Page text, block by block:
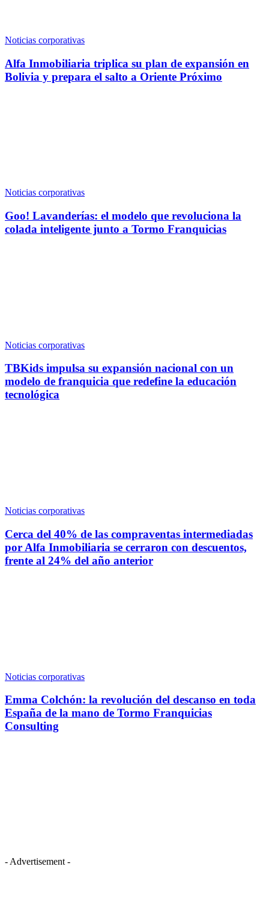
Noticias corporativas
Alfa Inmobiliaria triplica su plan de expansión en
Bolivia y prepara el salto a Oriente Próximo
Noticias corporativas
Goo! Lavanderías: el modelo que revoluciona la
colada inteligente junto a Tormo Franquicias
Noticias corporativas
TBKids impulsa su expansión nacional con un
modelo de franquicia que redefine la educación
tecnológica
Noticias corporativas
Cerca del 40% de las compraventas intermediadas
por Alfa Inmobiliaria se cerraron con descuentos,
frente al 24% del año anterior
Noticias corporativas
Emma Colchón: la revolución del descanso en toda
España de la mano de Tormo Franquicias
Consulting
- Advertisement -